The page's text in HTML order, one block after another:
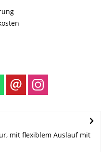
mit flexiblem Auslauf mit